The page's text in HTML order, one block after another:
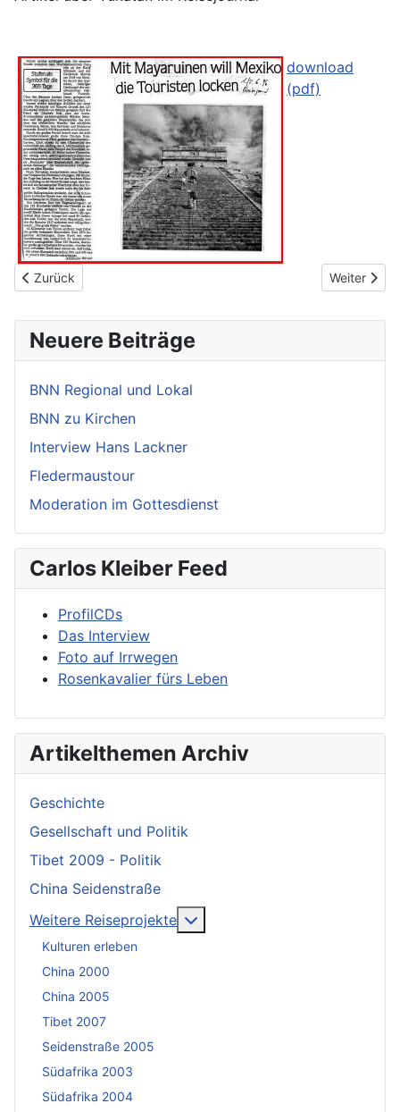
download
(pdf)
Vorheriger Beitrag: Namibia 2008
Zurück Nächster
Weiter
Neuere Beiträge
BNN Regional und Lokal
BNN zu Kirchen
Interview Hans Lackner
Fledermaustour
Moderation im Gottesdienst
Carlos Kleiber Feed
ProfilCDs
Das Interview
Foto auf Irrwegen
Rosenkavalier fürs Leben
Artikelthemen Archiv
Geschichte
Gesellschaft und Politik
Tibet 2009 - Politik
China Seidenstraße
Weitere Reiseprojekte
Kulturen erleben
China 2000
China 2005
Tibet 2007
Seidenstraße 2005
Südafrika 2003
Südafrika 2004